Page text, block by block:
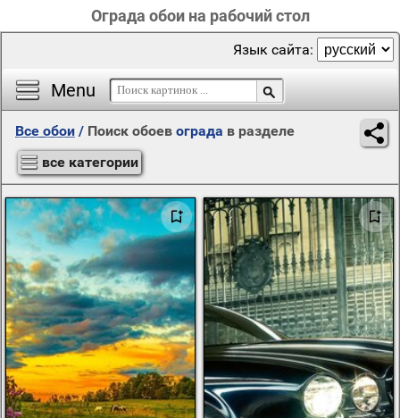
Ограда обои на рабочий стол
Menu
Язык сайта:
Все обои / Поиск обоев ограда в разделе
все категории